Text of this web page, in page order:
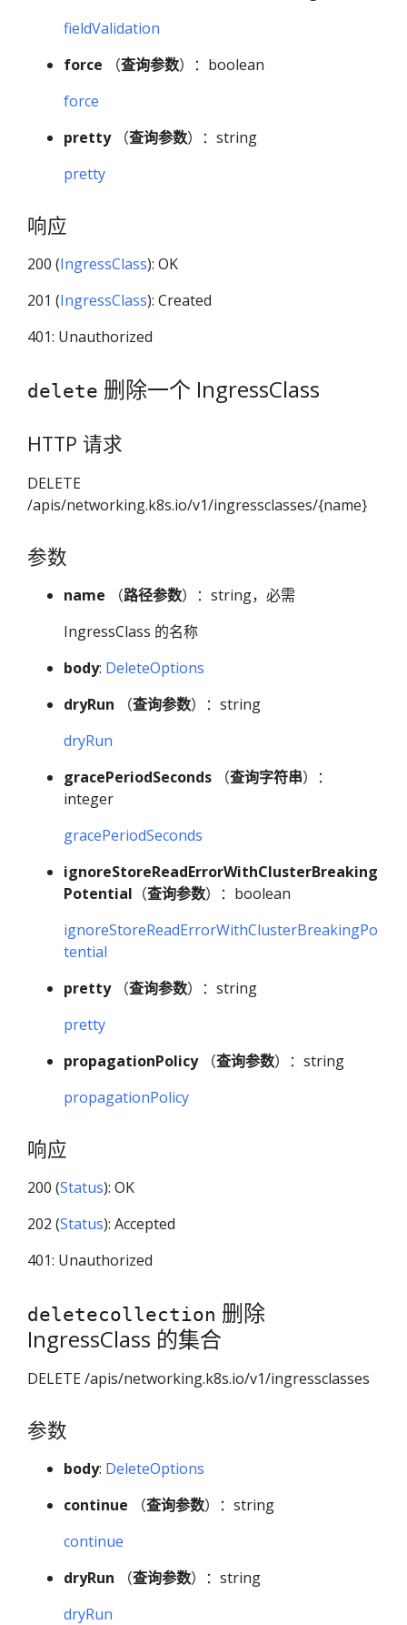
fieldValidation
force （查询参数）：boolean
force
pretty（查询参数）：string
pretty
响应
200 (IngressClass): OK
201 (IngressClass): Created
401: Unauthorized
delete 删除一个 IngressClass
HTTP 请求
DELETE
/apis/networking.k8s.io/v1/ingressclasses/{name}
参数
name （路径参数）：string，必需
IngressClass 的名称
body: DeleteOptions
dryRun （查询参数）：string
dryRun
gracePeriodSeconds （查询字符串）：
integer
gracePeriodSeconds
ignoreStoreReadErrorWithClusterBreaking
Potential （查询参数）：boolean
ignoreStoreReadErrorWithClusterBreakingPo
tential
pretty（查询参数）：string
pretty
propagationPolicy（查询参数）：string
propagationPolicy
响应
200 (Status): OK
202 (Status): Accepted
401: Unauthorized
deletecollection 删除
IngressClass 的集合
DELETE /apis/networking.k8s.io/v1/ingressclasses
参数
body: DeleteOptions
continue （查询参数）：string
continue
dryRun （查询参数）：string
dryRun